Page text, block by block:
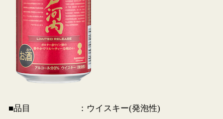
■品目
：ウイスキー(発泡性)